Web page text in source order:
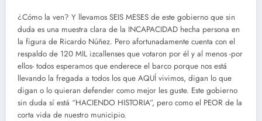
¿Cómo la ven? Y llevamos SEIS MESES de este gobierno que sin
duda es una muestra clara de la INCAPACIDAD hecha persona en
la figura de Ricardo Núñez. Pero afortunadamente cuenta con el
respaldo de 120 MIL izcallenses que votaron por él y al menos -por
ellos- todos esperamos que enderece el barco porque nos está
llevando la fregada a todos los que AQUÍ vivimos, digan lo que
digan o lo quieran defender como mejor les guste. Este gobierno
sin duda sí está “HACIENDO HISTORIA”, pero como el PEOR de la
corta vida de nuestro municipio.